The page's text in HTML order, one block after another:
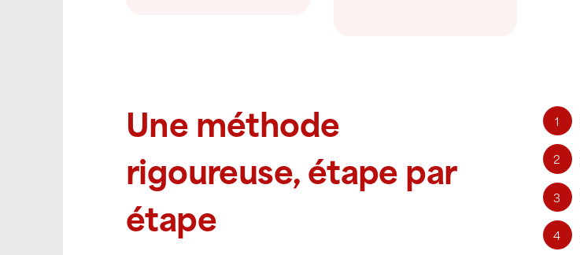
Une méthode
rigoureuse, étape par
étape
1
2
3
4